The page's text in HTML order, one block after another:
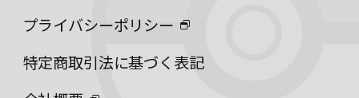
プライバシーポリシー
特定商取引法に基づく表記